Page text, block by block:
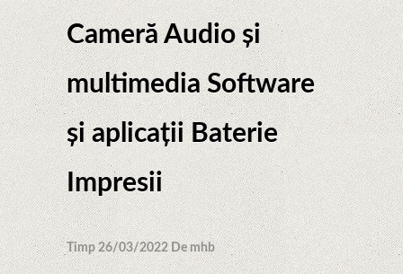
Cameră Audio și
multimedia Software
și aplicații Baterie
Impresii
Timp 26/03/2022 De mhb